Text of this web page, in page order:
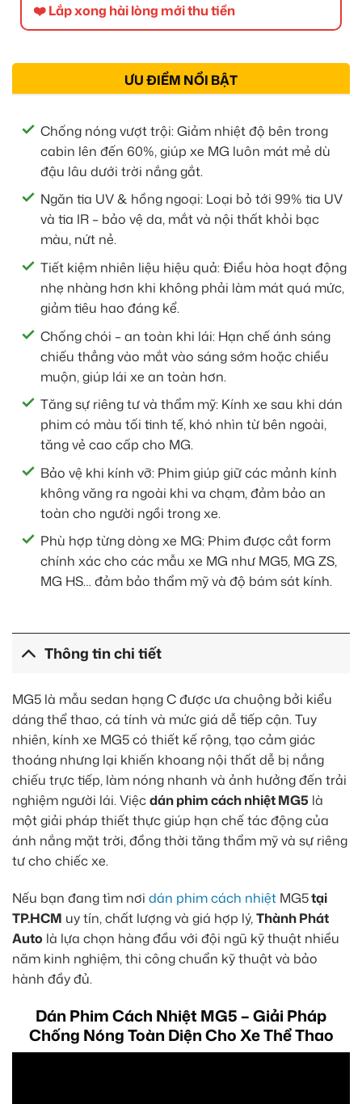
❤️ Lắp xong hài lòng mới thu tiền
ƯU ĐIỂM NỔI BẬT
Chống nóng vượt trội: Giảm nhiệt độ bên trong
cabin lên đến 60%, giúp xe MG luôn mát mẻ dù
đậu lâu dưới trời nắng gắt.
Ngăn tia UV & hồng ngoại: Loại bỏ tới 99% tia UV
và tia IR – bảo vệ da, mắt và nội thất khỏi bạc
màu, nứt nẻ.
Tiết kiệm nhiên liệu hiệu quả: Điều hòa hoạt động
nhẹ nhàng hơn khi không phải làm mát quá mức,
giảm tiêu hao đáng kể.
Chống chói – an toàn khi lái: Hạn chế ánh sáng
chiếu thẳng vào mắt vào sáng sớm hoặc chiều
muộn, giúp lái xe an toàn hơn.
Tăng sự riêng tư và thẩm mỹ: Kính xe sau khi dán
phim có màu tối tinh tế, khó nhìn từ bên ngoài,
tăng vẻ cao cấp cho MG.
Bảo vệ khi kính vỡ: Phim giúp giữ các mảnh kính
không văng ra ngoài khi va chạm, đảm bảo an
toàn cho người ngồi trong xe.
Phù hợp từng dòng xe MG: Phim được cắt form
chính xác cho các mẫu xe MG như MG5, MG ZS,
MG HS… đảm bảo thẩm mỹ và độ bám sát kính.
Thông tin chi tiết
MG5 là mẫu sedan hạng C được ưa chuộng bởi kiểu
dáng thể thao, cá tính và mức giá dễ tiếp cận. Tuy
nhiên, kính xe MG5 có thiết kế rộng, tạo cảm giác
thoáng nhưng lại khiến khoang nội thất dễ bị nắng
chiếu trực tiếp, làm nóng nhanh và ảnh hưởng đến trải
nghiệm người lái. Việcdán phim cách nhiệt MG5 là
một giải pháp thiết thực giúp hạn chế tác động của
ánh nắng mặt trời, đồng thời tăng thẩm mỹ và sự riêng
tư cho chiếc xe.
Nếu bạn đang tìm nơi dán phim cách nhiệt MG5tại
TP.HCM uy tín, chất lượng và giá hợp lý,Thành Phát
Auto là lựa chọn hàng đầu với đội ngũ kỹ thuật nhiều
năm kinh nghiệm, thi công chuẩn kỹ thuật và bảo
hành đầy đủ.
Dán Phim Cách Nhiệt MG5 – Giải Pháp
Chống Nóng Toàn Diện Cho Xe Thể Thao